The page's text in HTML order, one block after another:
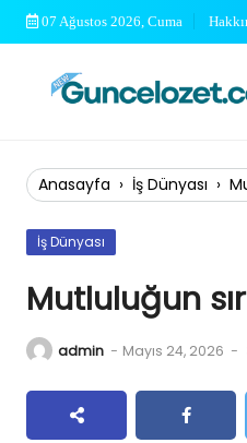
Skip
07 Ağustos 2026, Cuma
Anasayfa › İş Dünyası ›
İş Dünyası
Mutluluğun
admin - Mayıs 24, 2026 -